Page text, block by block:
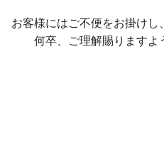
お客様にはご不便をお掛けし、
何卒、ご理解賜りますよ